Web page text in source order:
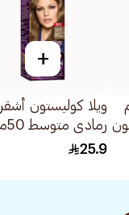
+
ويلا كوليستون أشقر
رمادي متوسط 50مل
25.9